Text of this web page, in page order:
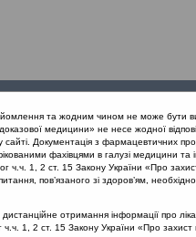
проекту
діарея
та жодним чином не може бути
медицини» не несе жодної
Документація з фармацевтичних
фахівцями в галузі медицини та
1, 2 ст. 15 Закону України «Про
пов’язаного зі здоров’ям,
отримання інформації про
1, 2 ст. 15 Закону України «Про захист